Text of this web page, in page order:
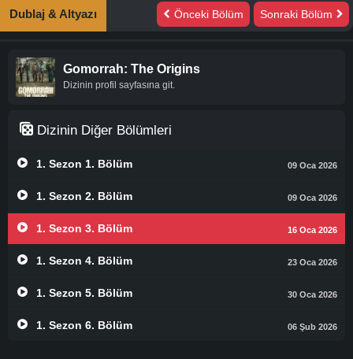
Dublaj & Altyazı Önceki Bölüm Sonraki Bölüm
Gomorrah: The Origins
Dizinin profil sayfasına git.
Dizinin Diğer Bölümleri
1. Sezon 1. Bölüm 09 Oca 2026
1. Sezon 2. Bölüm 09 Oca 2026
1. Sezon 3. Bölüm 16 Oca 2026
1. Sezon 4. Bölüm 23 Oca 2026
1. Sezon 5. Bölüm 30 Oca 2026
1. Sezon 6. Bölüm 06 Şub 2026